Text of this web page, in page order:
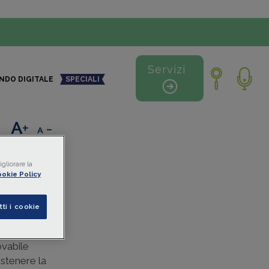
DIGITALE SPECIALI
Servizi
la
+ -
la
Policy
i cookie